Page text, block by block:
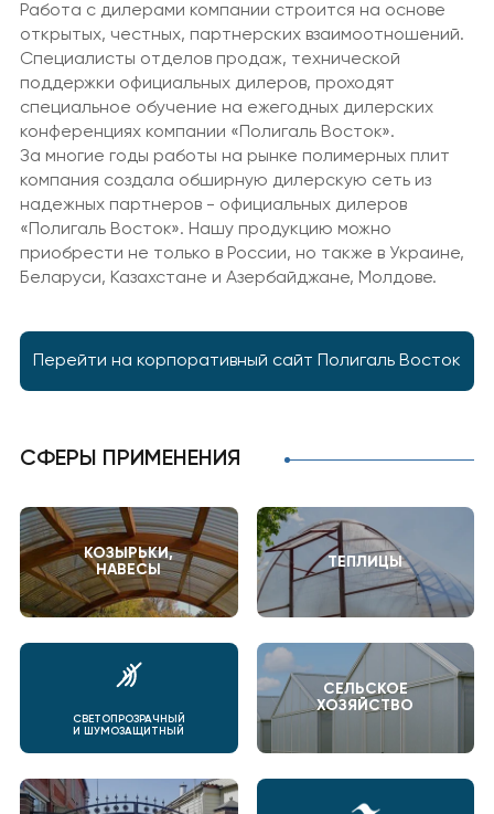
Работа с дилерами компании строится на основе
открытых, честных, партнерских взаимоотношений.
Специалисты отделов продаж, технической
поддержки официальных дилеров, проходят
специальное обучение на ежегодных дилерских
конференциях компании «Полигаль Восток».
За многие годы работы на рынке полимерных плит
компания создала обширную дилерскую сеть из
надежных партнеров - официальных дилеров
«Полигаль Восток». Нашу продукцию можно
приобрести не только в России, но также в Украине,
Беларуси, Казахстане и Азербайджане, Молдове.
Перейти на корпоративный сайт Полигаль Восток
СФЕРЫ ПРИМЕНЕНИЯ
КОЗЫРЬКИ,
НАВЕСЫ
ТЕПЛИЦЫ
СВЕТОПРОЗРАЧНЫЙ
И ШУМОЗАЩИТНЫЙ
СЕЛЬСКОЕ
ХОЗЯЙСТВО